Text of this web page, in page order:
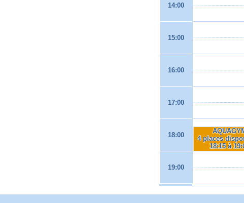
14:00
15:00
16:00
17:00
18:00
19:00
4 places
18:15 à